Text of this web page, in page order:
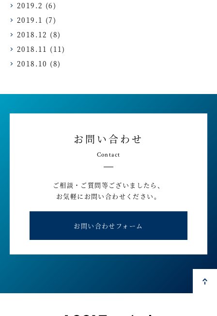
2019.2 (6)
2019.1 (7)
2018.12 (8)
2018.11 (11)
2018.10 (8)
お問い合わせ
Contact
ご相談・ご質問等ございましたら、
お気軽にお問い合わせください。
お問い合わせフォーム